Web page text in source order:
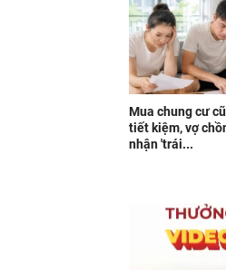
Mua chung cư
tiết kiệm, vợ
nhận 'trái...